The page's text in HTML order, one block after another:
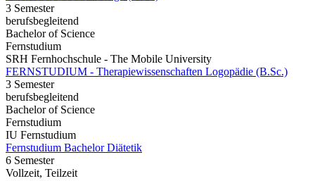
3 Semester
berufsbegleitend
Bachelor of Science
Fernstudium
SRH Fernhochschule - The Mobile University
FERNSTUDIUM - Therapiewissenschaften Logopädie (B.Sc.)
3 Semester
berufsbegleitend
Bachelor of Science
Fernstudium
IU Fernstudium
Fernstudium Bachelor Diätetik
6 Semester
Vollzeit, Teilzeit